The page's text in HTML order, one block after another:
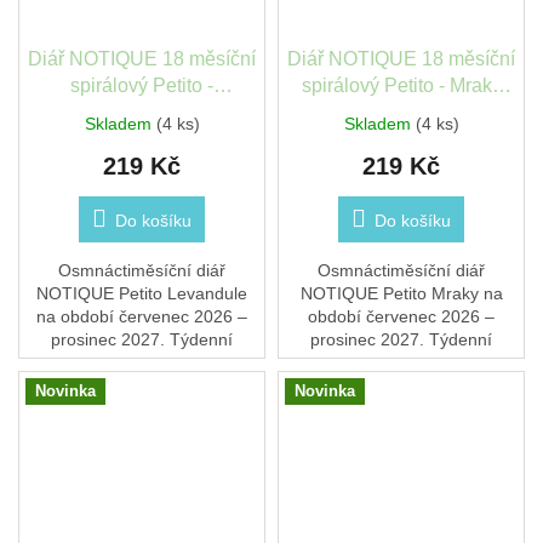
Diář NOTIQUE 18 měsíční
spirálový Petito -
13x18 cm PGD-37209-V
Skladem (4 ks)
219 Kč
Do košíku
Osmnáctiměsíční diář
NOTIQUE Petito Levandule
na období červenec 2026 –
prosinec 2027. Týdenní
kalendárium se jmény a
svátky a prostor na poznámky
u každého týdne. spirálová...
Diář NOTIQUE 18 měsíční
spirálový Petito - Mraky
PGD-37210-V
Skladem (4 ks)
219 Kč
Do košíku
Osmnáctiměsíční diář
NOTIQUE Petito Mraky na
období červenec 2026 –
prosinec 2027. Týdenní
kalendárium se jmény a
svátky a prostor na poznámky
u každého týdne. spirálová
Novinka Novinka